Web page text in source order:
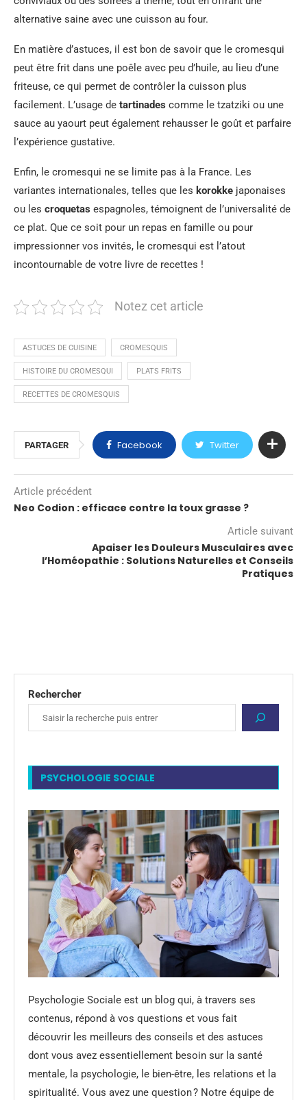
alternative saine avec une cuisson au four.
En matière d’astuces, il est bon de savoir que le cromesqui
peut être frit dans une poêle avec peu d’huile, au lieu d’une
friteuse, ce qui permet de contrôler la cuisson plus
facilement. L’usage de tartinades comme le tzatziki ou une
sauce au yaourt peut également rehausser le goût et parfaire
l’expérience gustative.
Enfin, le cromesqui ne se limite pas à la France. Les
variantes internationales, telles que les korokke japonaises
ou les croquetas espagnoles, témoignent de l’universalité de
ce plat. Que ce soit pour un repas en famille ou pour
impressionner vos invités, le cromesqui est l’atout
incontournable de votre livre de recettes !
Notez cet article
ASTUCES DE CUISINE CROMESQUIS
HISTOIRE DU CROMESQUI PLATS FRITS
RECETTES DE CROMESQUIS
PARTAGER Facebook Twitter
Article précédent
Neo Codion : efficace contre la toux grasse ?
Article suivant
Apaiser les Douleurs Musculaires avec
l’Homéopathie : Solutions Naturelles et Conseils
Pratiques
Rechercher
PSYCHOLOGIE SOCIALE
Psychologie Sociale est un blog qui, à travers ses
contenus, répond à vos questions et vous fait
découvrir les meilleurs des conseils et des astuces
dont vous avez essentiellement besoin sur la santé
mentale, la psychologie, le bien-être, les relations et la
spiritualité. Vous avez une question ? Notre équipe de